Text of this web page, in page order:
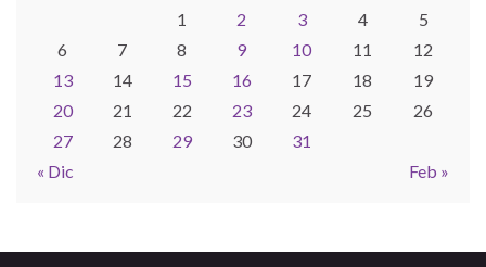
« Dic Feb »
1 2 3 4
5
6
7 8 9 10 11
12
13
14 15 16 17 18
19
20
21 22 23 24 25
26
27
28 29 30 31